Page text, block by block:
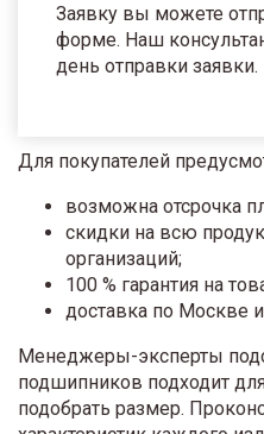
Заявку вы можете
форме. Наш
день отправки заявки.
Для покупателей
возможна отсрочка
скидки на всю
организаций;
100 % гарантия на
доставка по Москве
Менеджеры-эксперты
подшипников подходит
подобрать размер.